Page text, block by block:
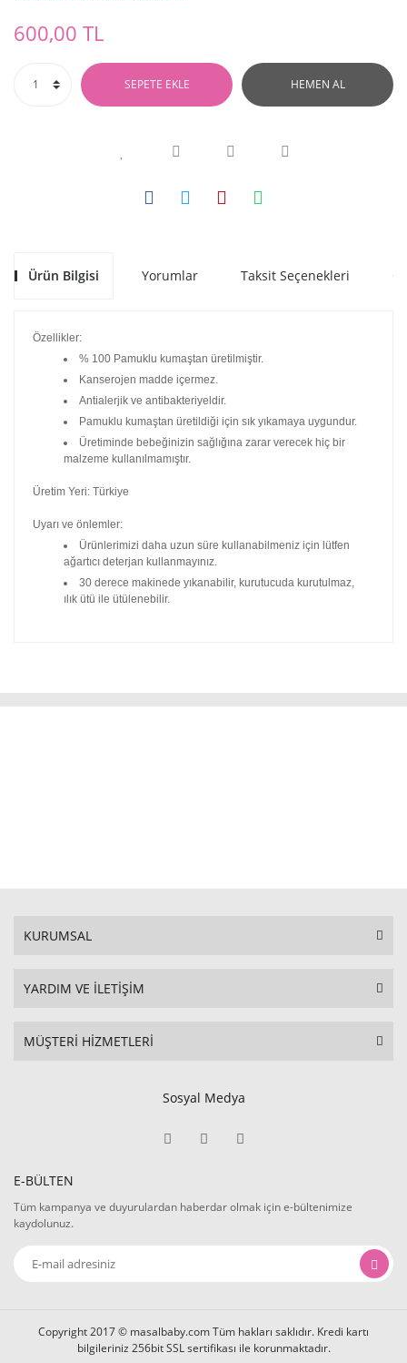
600,00 TL
SEPETE EKLE HEMEN AL
Ürün Bilgisi Yorumlar Taksit Seçenekleri
Özellikler:
% 100 Pamuklu kumaştan üretilmiştir.
Kanserojen madde içermez.
Antialerjik ve antibakteriyeldir.
Pamuklu kumaştan üretildiği için sık yıkamaya uygundur.
Üretiminde bebeğinizin sağlığına zarar verecek hiç bir
malzeme kullanılmamıştır.
Üretim Yeri: Türkiye
Uyarı ve önlemler:
Ürünlerimizi daha uzun süre kullanabilmeniz için lütfen
ağartıcı deterjan kullanmayınız.
30 derece makinede yıkanabilir, kurutucuda kurutulmaz,
ılık ütü ile ütülenebilir.
KURUMSAL
YARDIM VE İLETİŞİM
MÜŞTERİ HİZMETLERİ
Sosyal Medya
E-BÜLTEN
Tüm kampanya ve duyurulardan haberdar olmak için e-bültenimize
kaydolunuz.
Copyright 2017 © masalbaby.com Tüm hakları saklıdır. Kredi kartı
bilgileriniz 256bit SSL sertifikası ile korunmaktadır.